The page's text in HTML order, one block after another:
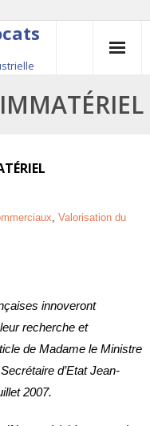
+33 (0)1 84 16 35
, Valorisation du
innoveront
recherche et
de Madame le Ministre
d’Etat Jean-
2007.